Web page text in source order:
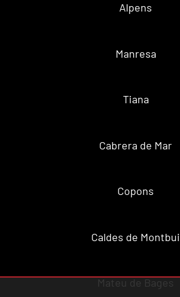
Alpens
Manresa
Tiana
Cabrera de Mar
Copons
Caldes de Montbui
Mateu de Bages